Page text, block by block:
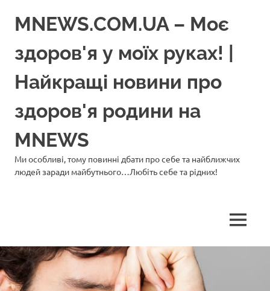
MNEWS.COM.UA – Моє
здоров'я у моїх руках! |
Найкращі новини про
здоров'я родини на
MNEWS
Ми особливі, тому повинні дбати про себе та найближчих
людей заради майбутнього…Любіть себе та рідних!
МЕНЮ